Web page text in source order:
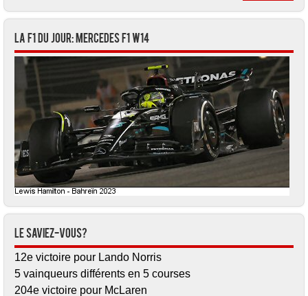
La F1 du jour: Mercedes F1 W14
Le saviez-vous?
12e victoire pour Lando Norris
5 vainqueurs différents en 5 courses
204e victoire pour McLaren